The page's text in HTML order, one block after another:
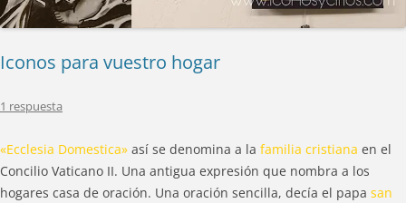
Iconos para vuestro hogar
1 respuesta
«Ecclesia Domestica» así se denomina a la familia cristiana en el
Concilio Vaticano II. Una antigua expresión que nombra a los
hogares casa de oración. Una oración sencilla, decía el papa san